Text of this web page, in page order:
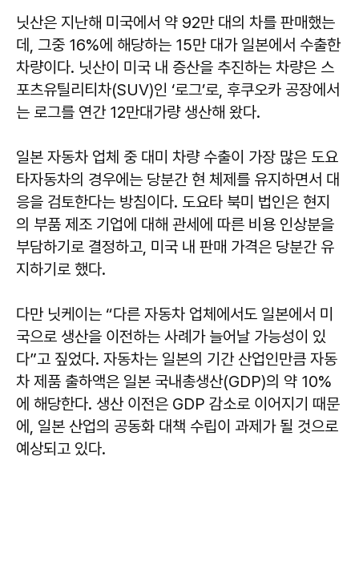
닛산은 지난해 미국에서 약 92만 대의 차를 판매했는
데, 그중 16%에 해당하는 15만 대가 일본에서 수출한
차량이다. 닛산이 미국 내 증산을 추진하는 차량은 스
포츠유틸리티차(SUV)인 ‘로그’로, 후쿠오카 공장에서
는 로그를 연간 12만대가량 생산해 왔다.
일본 자동차 업체 중 대미 차량 수출이 가장 많은 도요
타자동차의 경우에는 당분간 현 체제를 유지하면서 대
응을 검토한다는 방침이다. 도요타 북미 법인은 현지
의 부품 제조 기업에 대해 관세에 따른 비용 인상분을
부담하기로 결정하고, 미국 내 판매 가격은 당분간 유
지하기로 했다.
다만 닛케이는 “다른 자동차 업체에서도 일본에서 미
국으로 생산을 이전하는 사례가 늘어날 가능성이 있
다”고 짚었다. 자동차는 일본의 기간 산업인만큼 자동
차 제품 출하액은 일본 국내총생산(GDP)의 약 10%
에 해당한다. 생산 이전은 GDP 감소로 이어지기 때문
에, 일본 산업의 공동화 대책 수립이 과제가 될 것으로
예상되고 있다.